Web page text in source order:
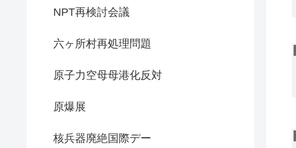
NPT再検討会議
六ヶ所村再処理問題
原子力空母母港化反対
原爆展
核兵器廃絶国際デー